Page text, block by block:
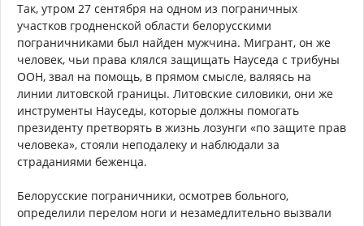
Так, утром 27 сентября на одном из пограничных
участков гродненской области белорусскими
пограничниками был найден мужчина. Мигрант, он же
человек, чьи права клялся защищать Науседа с трибуны
ООН, звал на помощь, в прямом смысле, валяясь на
линии литовской границы. Литовские силовики, они же
инструменты Науседы, которые должны помогать
президенту претворять в жизнь лозунги «по защите прав
человека», стояли неподалеку и наблюдали за
страданиями беженца.
Белорусские пограничники, осмотрев больного,
определили перелом ноги и незамедлительно вызвали